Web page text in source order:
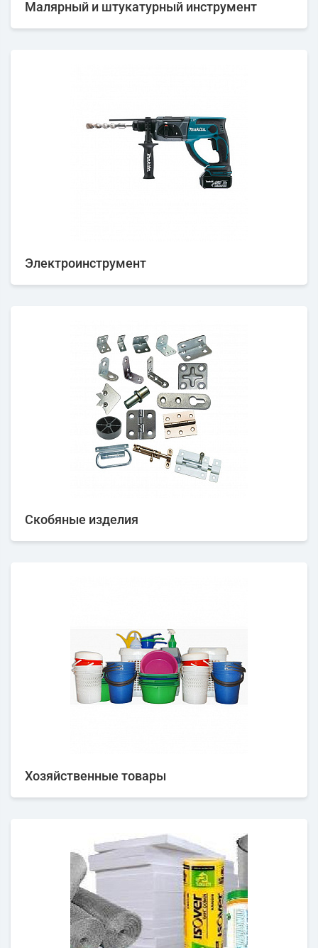
Малярный и штукатурный инструмент
Электроинструмент
Скобяные изделия
Хозяйственные товары